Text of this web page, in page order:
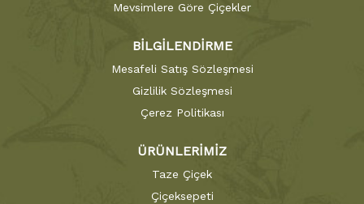
Mevsimlere Göre Çiçekler
BİLGİLENDİRME
Mesafeli Satış Sözleşmesi
Gizlilik Sözleşmesi
Çerez Politikası
ÜRÜNLERİMİZ
Taze Çiçek
Çiçeksepeti